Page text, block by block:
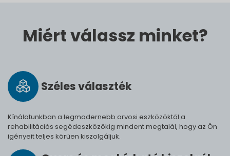
Miért válassz minket?
Széles vá­lasz­ték
Kínálatunkban a legmodernebb orvosi eszközöktől a
rehabilitációs segédeszközökig mindent megtalál, hogy az Ön
igényeit teljes körűen kiszolgáljuk.